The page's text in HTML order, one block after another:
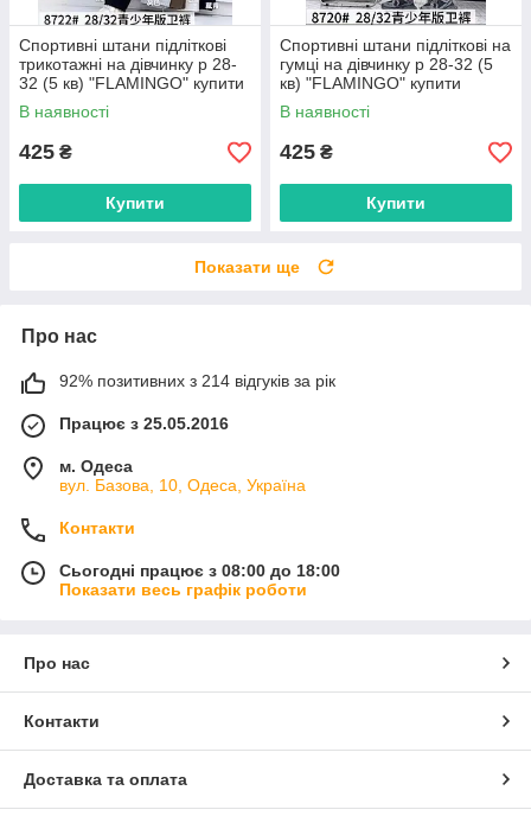
Спортивні штани підліткові
трикотажні на дівчинку р 28-
32 (5 кв) "FLAMINGO" купити
гуртом в Одесі на 7 км
В наявності
425 ₴
Купити
Спортивні штани підліткові на
гумці на дівчинку р 28-32 (5
кв) "FLAMINGO" купити
гуртом в Одесі на 7 км
В наявності
425 ₴
Купити
Показати ще
Про нас
92% позитивних з 214 відгуків за рік
Працює з 25.05.2016
м. Одеса
вул. Базова, 10, Одеса, Україна
Контакти
Сьогодні працює з 08:00 до 18:00
Показати весь графік роботи
Про нас
Контакти
Доставка та оплата